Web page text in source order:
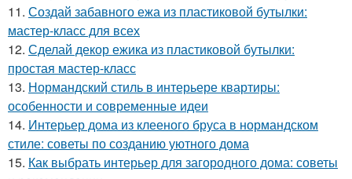
11. Создай забавного ежа из пластиковой бутылки:
мастер-класс для всех
12. Сделай декор ежика из пластиковой бутылки:
простая мастер-класс
13. Нормандский стиль в интерьере квартиры:
особенности и современные идеи
14. Интерьер дома из клееного бруса в нормандском
стиле: советы по созданию уютного дома
15. Как выбрать интерьер для загородного дома: советы